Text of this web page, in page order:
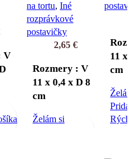
V
na tortu, Iné
rozprávkové
postavičky
2,65 €
Rozmery : V
11 x 0,4 x D 8
cm
Želám si
11 x
cm